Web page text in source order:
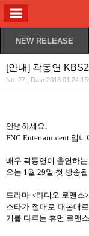
NEW RELEASE
[안내] 곽동연
No. 27 | Date 2018.01.24
안녕하세요.
FNC Entertainment 입니
배우 곽동연이 출연하
오는 1월 29일 첫 방송
드라마 <라디오 로맨스>
스타가 절대로 대본대
기를 다루는 휴먼 로맨